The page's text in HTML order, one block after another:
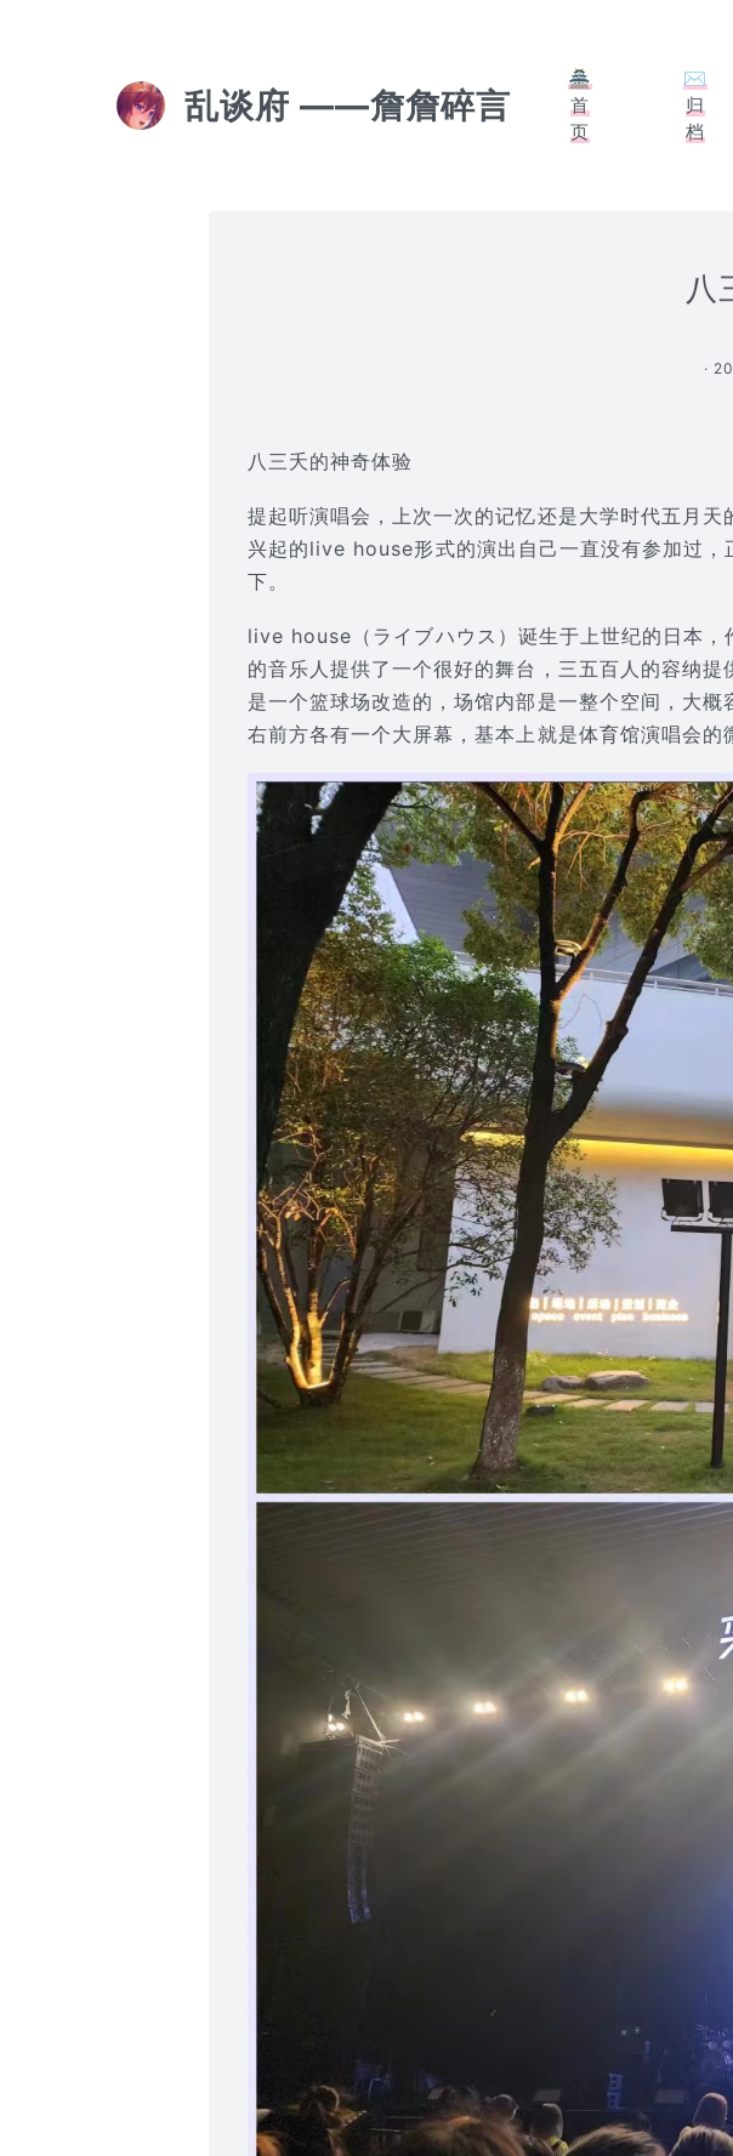
乱谈府 ——詹詹碎言
🏯
首
页
✉
归
档
八
·
八三夭的神奇体验
提起听演唱会，上次一次的记忆还是大学时代五月
兴起的live house形式的演出自己一直没有参加过，
下。
live house（ライブハウス）诞生于上世纪的日本
的音乐人提供了一个很好的舞台，三五百人的容纳
是一个篮球场改造的，场馆内部是一整个空间，大
右前方各有一个大屏幕，基本上就是体育馆演唱会的